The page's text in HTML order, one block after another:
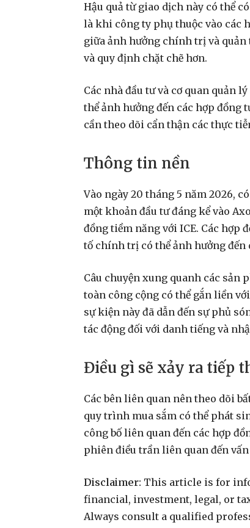
Hậu quả từ giao dịch này có thể
là khi công ty phụ thuộc vào các
giữa ảnh hưởng chính trị và quản
và quy định chặt chẽ hơn.
Các nhà đầu tư và cơ quan quản
thể ảnh hưởng đến các hợp đồng
cần theo dõi cẩn thận các thực
Thông tin nền
Vào ngày 20 tháng 5 năm 2026,
một khoản đầu tư đáng kể vào
đồng tiềm năng với ICE. Các hợp
tố chính trị có thể ảnh hưởng
Câu chuyện xung quanh các sản
toàn công cộng có thể gắn liền
sự kiện này đã dẫn đến sự phủ
tác động đối với danh tiếng và
Điều gì sẽ xảy ra tiếp
Các bên liên quan nên theo dõi
quy trình mua sắm có thể phát
công bố liên quan đến các hợp
phiên điều trần liên quan đến
Disclaimer: This article is for
financial, investment, legal, or
Always consult a qualified